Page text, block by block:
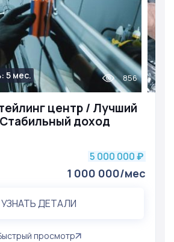
центр / Лучший
доход
5 мес. 856
5 000 000 ₽
1 000 000/мес
УЗНАТЬ ДЕТАЛИ
просмотр